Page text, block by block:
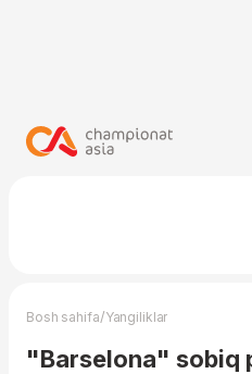
Bosh sahifa/Yangiliklar
"Barselona" sobiq